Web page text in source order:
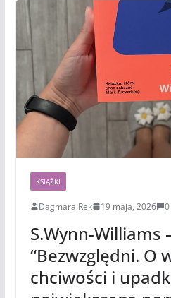
KSIĄŻKI
Dagmara Rek 19 maja, 2026
S.Wynn-Williams
“Bezwzględni. O
chciwości i